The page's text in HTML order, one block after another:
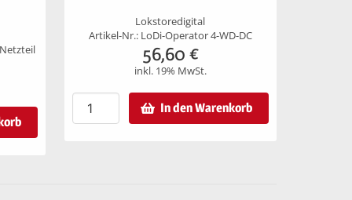
Lokstoredigital
Artikel-Nr.: LoDi-Operator 4-WD-DC
56,60 €
inkl. 19% MwSt.
In den Warenkorb